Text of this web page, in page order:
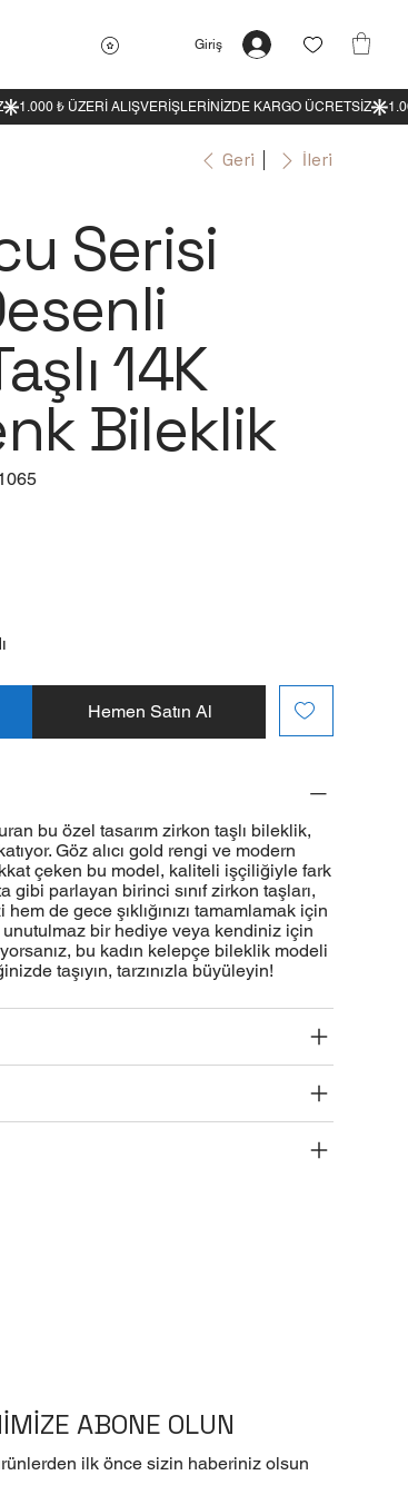
Giriş
Geri İleri
Serisi
14K
Bileklik
Hemen Satın Al
bu özel tasarım zirkon taşlı bileklik,
Göz alıcı gold rengi ve modern
çeken bu model, kaliteli işçiliğiyle fark
gibi parlayan birinci sınıf zirkon taşları,
de gece şıklığınızı tamamlamak için
bir hediye veya kendiniz için
bu kadın kelepçe bileklik modeli
taşıyın, tarzınızla büyüleyin!
ABONE OLUN
ilk önce sizin haberiniz olsun